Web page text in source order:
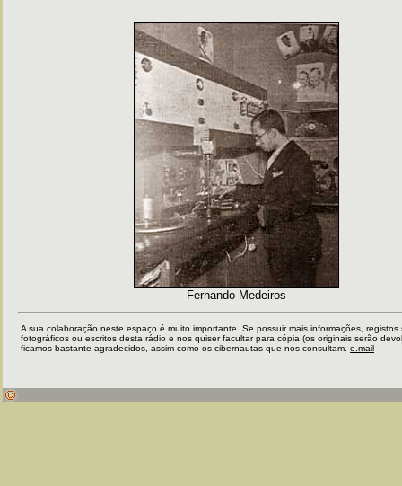
Fernando Medeiros
A sua colaboração neste espaço é muito importante. Se possuir mais informações, registos
fotográficos ou escritos desta rádio e nos quiser facultar para cópia (os originais serão
ficamos bastante agradecidos, assim como os cibernautas que nos consultam. e.mail